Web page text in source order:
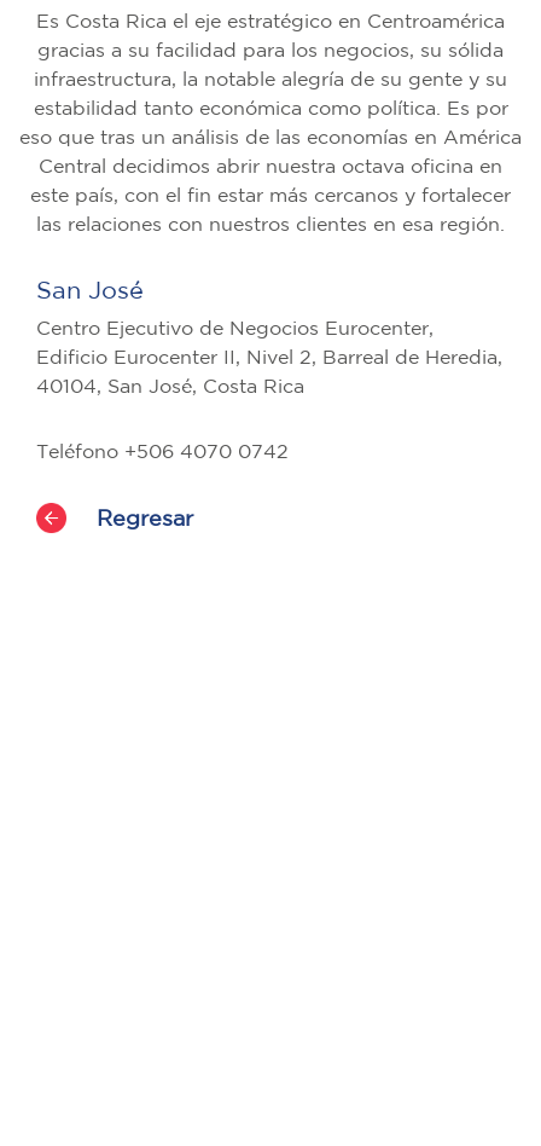
Es Costa Rica el eje estratégico en Centroamérica
gracias a su facilidad para los negocios, su sólida
infraestructura, la notable alegría de su gente y su
estabilidad tanto económica como política. Es por
eso que tras un análisis de las economías en América
Central decidimos abrir nuestra octava oficina en
este país, con el fin estar más cercanos y fortalecer
las relaciones con nuestros clientes en esa región.
San José
Centro Ejecutivo de Negocios Eurocenter,
Edificio Eurocenter II, Nivel 2, Barreal de Heredia,
40104, San José, Costa Rica
Teléfono +506 4070 0742
Regresar